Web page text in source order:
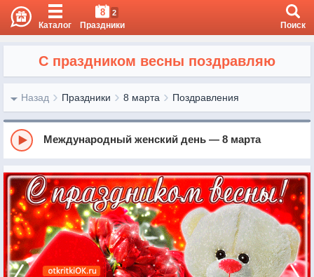
Каталог
8 2
Праздники Поиск
С праздником весны поздравляю
Назад Праздники 8 марта Поздравления
Международный женский день — 8 марта